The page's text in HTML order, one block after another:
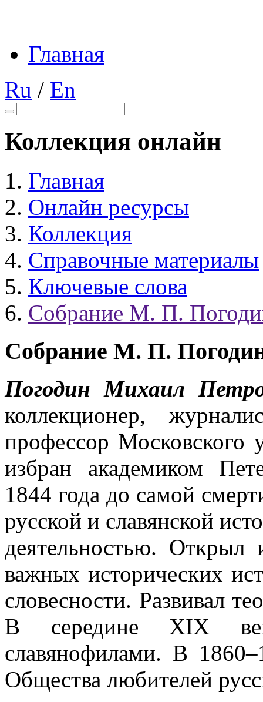
Главная
Ru / En
Коллекция онлайн
Главная
Онлайн ресурсы
Коллекция
Справочные материалы
Ключевые слова
Собрание М. П.
Собрание М. П.
Погодин Михаил
коллекционер,
профессор Московского
избран академиком
1844 года до самой
русской и славянской
деятельностью.
важных исторических
словесности. Развивал
В середине XIX
славянофилами. В
Общества любителей